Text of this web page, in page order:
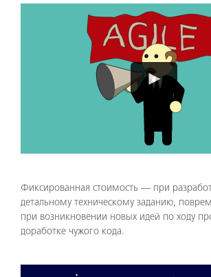
►
Фиксированная стоимость — при
детальному техническому заданию,
при возникновении новых идей по ходу
доработке чужого кода.